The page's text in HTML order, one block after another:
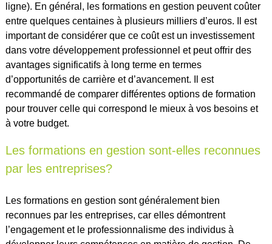
ligne). En général, les formations en gestion peuvent coûter
entre quelques centaines à plusieurs milliers d’euros. Il est
important de considérer que ce coût est un investissement
dans votre développement professionnel et peut offrir des
avantages significatifs à long terme en termes
d’opportunités de carrière et d’avancement. Il est
recommandé de comparer différentes options de formation
pour trouver celle qui correspond le mieux à vos besoins et
à votre budget.
Les formations en gestion sont-elles reconnues
par les entreprises?
Les formations en gestion sont généralement bien
reconnues par les entreprises, car elles démontrent
l’engagement et le professionnalisme des individus à